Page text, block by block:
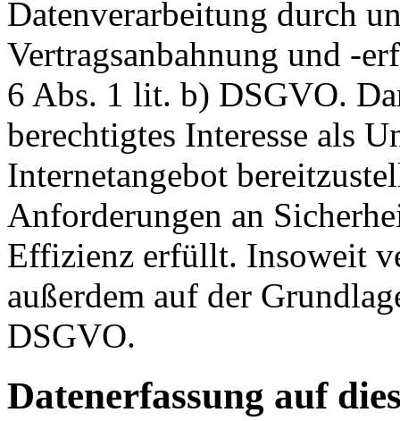
Datenverarbeitung durch
Vertragsanbahnung und -
6 Abs. 1 lit. b) DSGVO.
berechtigtes Interesse als
Internetangebot
Anforderungen an
Effizienz erfüllt. Insoweit
außerdem auf der
DSGVO.
Datenerfassung auf